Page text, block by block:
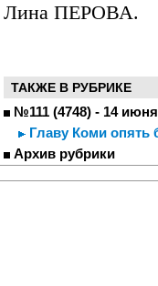
Лина ПЕРОВА.
ТАКЖЕ В РУБРИКЕ
№111 (4748) - 14
Главу Коми опять
Архив рубрики